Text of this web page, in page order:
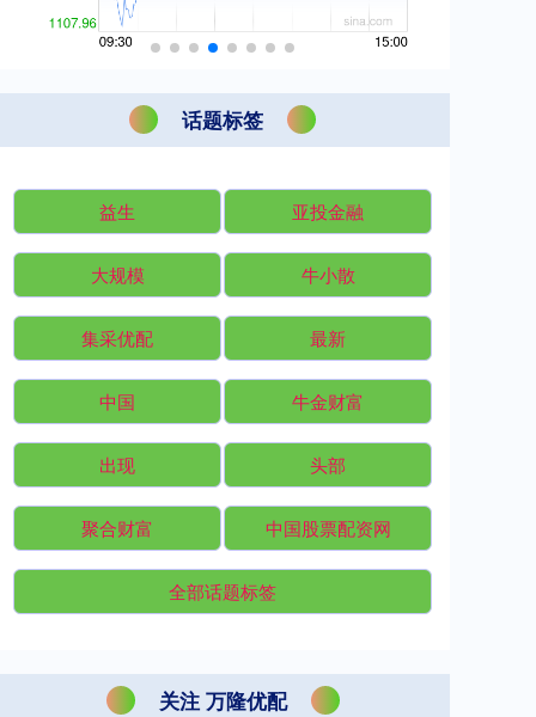
话题标签
益生 亚投金融
大规模 牛小散
集采优配 最新
中国 牛金财富
出现 头部
聚合财富 中国股票配资网
全部话题标签
关注 万隆优配